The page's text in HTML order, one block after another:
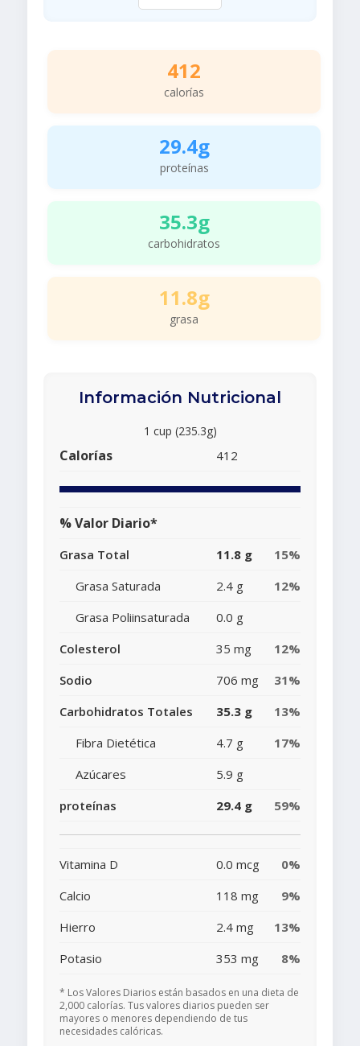
412
calorías
29.4g
proteínas
35.3g
carbohidratos
11.8g
grasa
Información Nutricional
1 cup (235.3g)
Calorías 412
% Valor Diario*
Grasa Total 11.8 g
15%
Grasa Saturada
2.4 g
12%
Grasa Poliinsaturada
0.0 g
Colesterol
35 mg
12%
Sodio
706 mg
31%
Carbohidratos Totales
35.3 g
13%
Fibra Dietética
4.7 g
17%
Azúcares
5.9 g
proteínas
29.4 g 59%
Vitamina D 0.0 mcg
0%
Calcio
118 mg
9%
Hierro
2.4 mg
13%
Potasio
353 mg 8%
* Los Valores Diarios están basados en una dieta de
2,000 calorías. Tus valores diarios pueden ser
mayores o menores dependiendo de tus
necesidades calóricas.